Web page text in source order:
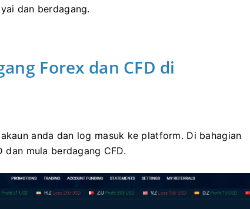
dan berdagang.
Forex dan CFD di
anda dan log masuk ke platform. Di bahagian
mula berdagang CFD.